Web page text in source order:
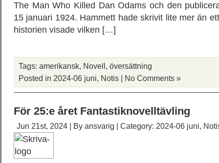
The Man Who Killed Dan Odams och den
15 januari 1924. Hammett hade skrivit lite mer än
historien visade vilken […]
Tags: amerikansk, Novell, översättning
Posted in 2024-06 juni, Notis | No Comments »
För 25:e året Fantastiknovelltävling
Jun 21st, 2024 | By ansvarig | Category: 2024-06 juni,